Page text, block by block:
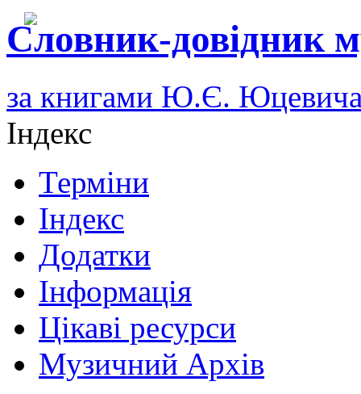
Словник-довідник
за книгами Ю.Є.
Індекс
Терміни
Індекс
Додатки
Інформація
Цікаві ресурси
Музичний Архів